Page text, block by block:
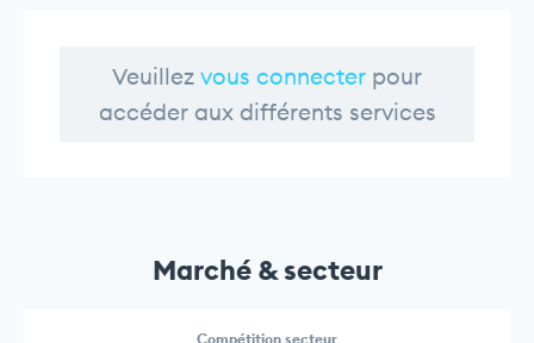
Veuillez vous connecter pour
accéder aux différents services
Marché & secteur
Compétition secteur